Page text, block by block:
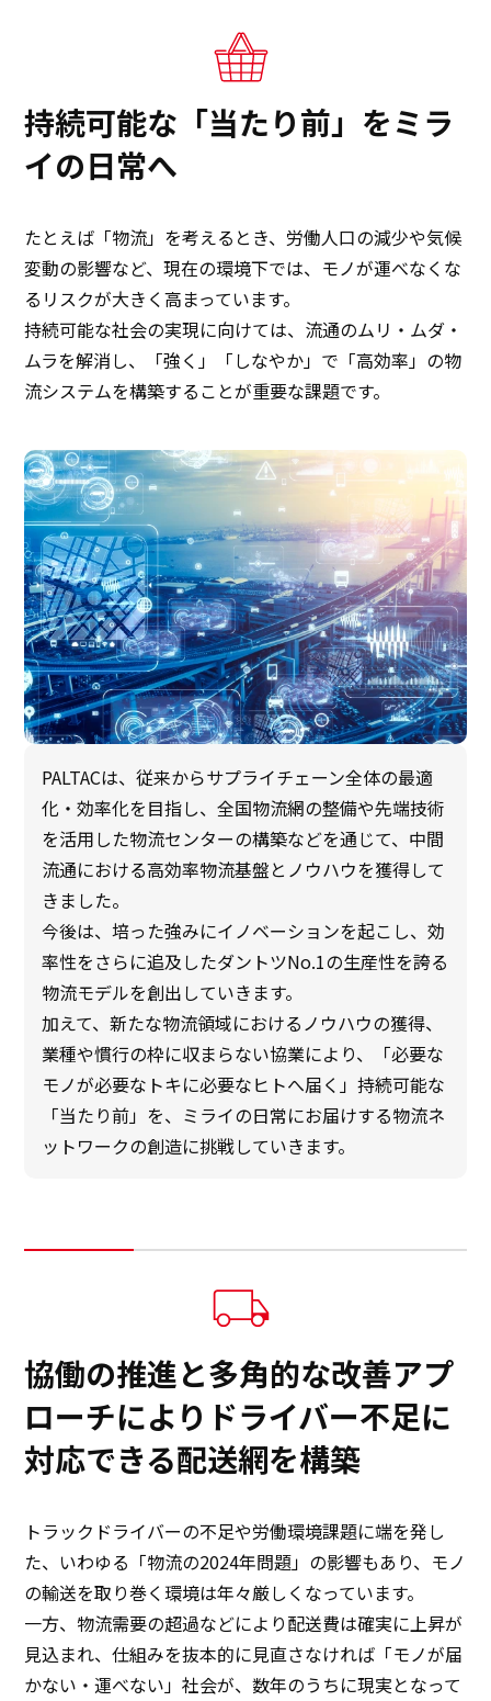
持続可能な「当たり前」をミラ
イの日常へ
たとえば「物流」を考えるとき、労働人口の減少や気候
変動の影響など、現在の環境下では、モノが運べなくな
るリスクが大きく高まっています。
持続可能な社会の実現に向けては、流通のムリ・ムダ・
ムラを解消し、「強く」「しなやか」で「高効率」の物
流システムを構築することが重要な課題です。
PALTACは、従来からサプライチェーン全体の最適
化・効率化を目指し、全国物流網の整備や先端技術
を活用した物流センターの構築などを通じて、中間
流通における高効率物流基盤とノウハウを獲得して
きました。
今後は、培った強みにイノベーションを起こし、効
率性をさらに追及したダントツNo.1の生産性を誇る
物流モデルを創出していきます。
加えて、新たな物流領域におけるノウハウの獲得、
業種や慣行の枠に収まらない協業により、「必要な
モノが必要なトキに必要なヒトへ届く」持続可能な
「当たり前」を、ミライの日常にお届けする物流ネ
ットワークの創造に挑戦していきます。
協働の推進と多角的な改善アプ
ローチによりドライバー不足に
対応できる配送網を構築
トラックドライバーの不足や労働環境課題に端を発し
た、いわゆる「物流の2024年問題」の影響もあり、モノ
の輸送を取り巻く環境は年々厳しくなっています。
一方、物流需要の超過などにより配送費は確実に上昇が
見込まれ、仕組みを抜本的に見直さなければ「モノが届
かない・運べない」社会が、数年のうちに現実となって